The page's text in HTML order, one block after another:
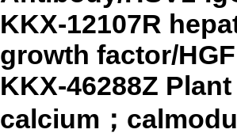
KKX-12107R
growth factor/
KKX-46288Z Plant
calcium；